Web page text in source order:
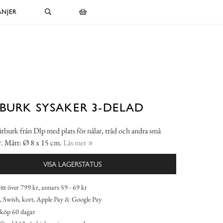
SYSAKER 3-DELAD
från Dlp med plats för nålar, tråd och andra små
Mått: Ø 8 x 15 cm. Läs mer
VISA LAGERSTATUS
över 799 kr, annars 59 - 69 kr
Swish, kort, Apple Pay & Google Pay
60 dagar